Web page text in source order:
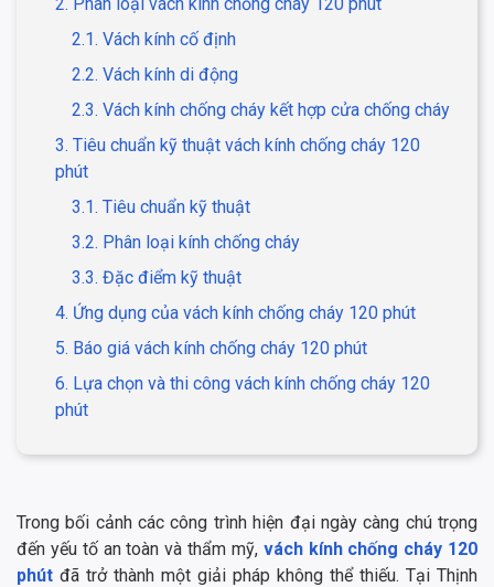
2.1. Vách kính cố định
2.2. Vách kính di động
2.3. Vách kính chống cháy kết hợp cửa chống cháy
3. Tiêu chuẩn kỹ thuật vách kính chống cháy 120
phút
3.1. Tiêu chuẩn kỹ thuật
3.2. Phân loại kính chống cháy
3.3. Đặc điểm kỹ thuật
4. Ứng dụng của vách kính chống cháy 120 phút
5. Báo giá vách kính chống cháy 120 phút
6. Lựa chọn và thi công vách kính chống cháy 120
phút
Trong bối cảnh các công trình hiện đại ngày càng chú trọng
đến yếu tố an toàn và thẩm mỹ, vách kính chống cháy 120
phút đã trở thành một giải pháp không thể thiếu. Tại Thịnh